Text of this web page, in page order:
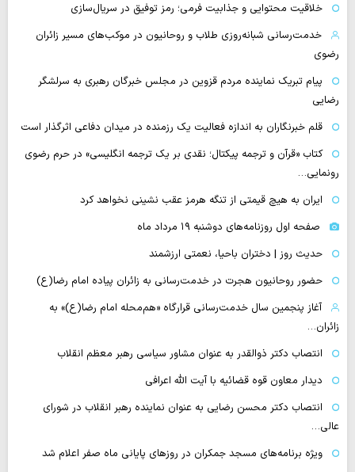
خلاقیت محتوایی و جذابیت فرمی؛ رمز توفیق در سریال‌سازی
خدمت‌رسانی شبانه‌روزی طلاب و روحانیون در موکب‌های مسیر زائران
رضوی
پیام تبریک نماینده مردم قزوین در مجلس خبرگان رهبری به سرلشگر
رضایی
قلم خبرنگاران به اندازه فعالیت یک رزمنده در میدان دفاعی اثرگذار است
کتاب «قرآن و ترجمه پیکتال؛ نقدی بر یک ترجمه انگلیسی» در حرم رضوی
رونمایی…
ایران به هیچ قیمتی از تنگه هرمز عقب نشینی نخواهد کرد
صفحه اول روزنامه‌های دوشنبه ۱۹ مرداد ماه
حدیث روز | دختران باحیا، نعمتی ارزشمند
حضور روحانیون هجرت در خدمت‌رسانی به زائران پیاده امام رضا(ع)
آغاز پنجمین سال خدمت‌رسانی قرارگاه «هم‌محله امام رضا(ع)» به
زائران…
انتصاب دکتر ذوالقدر به عنوان مشاور سیاسی رهبر معظم انقلاب
دیدار معاون قوه قضائیه با آیت الله اعرافی
انتصاب دکتر محسن رضایی به عنوان نماینده رهبر انقلاب در شورای
عالی…
‌ویژه برنامه‌های مسجد جمکران در روزهای پایانی ماه صفر اعلام شد